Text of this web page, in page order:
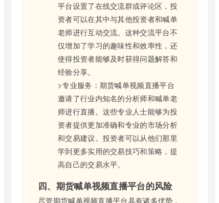
平台设置了在线交流群或评论区，投
资者可以在其中与其他投资者和喊单
老师进行互动交流。这种交流平台不
仅增加了学习的趣味性和效率性，还
使得投资者能够及时获得问题解答和
经验分享。
>专业服务：期货喊单视频直播平台
邀请了行业内知名的分析师和喊单老
师进行直播。这些专业人士能够为投
资者提供更加准确和专业的市场分析
和交易建议。投资者可以从他们那里
学到更多实用的交易技巧和策略，提
高自己的交易水平。
四、期货喊单视频直播平台的风险
尽管期货喊单视频直播平台具有诸多优势，